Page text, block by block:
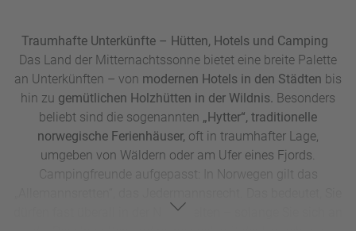
Traumhafte Unterkünfte – Hütten, Hotels und Camping
Das Land der Mitternachtssonne bietet eine breite Palette
an Unterkünften – von modernen Hotels in den Städten bis
hin zu gemütlichen Holzhütten in der Wildnis. Besonders
beliebt sind die sogenannten „Hytter“, traditionelle
norwegische Ferienhäuser, oft in traumhafter Lage,
umgeben von Wäldern oder am Ufer eines Fjords.
Campingfreunde aufgepasst: In Norwegen gilt das
dürfen fast überall in der Natur zelten – solange Sie sich an